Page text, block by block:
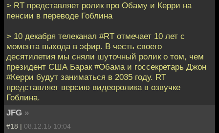
> RT представляет ролик про Обаму и Керри на
пенсии в переводе Гоблина
> 10 декабря телеканал #RT отмечает 10 лет с
момента выхода в эфир. В честь своего
десятилетия мы сняли шуточный ролик о том, чем
президент США Барак #Обама и госсекретарь Джон
#Керри будут заниматься в 2035 году. RT
представляет версию видеоролика в озвучке
Гоблина.
JFG »
#18 | 08.12.15 10:04